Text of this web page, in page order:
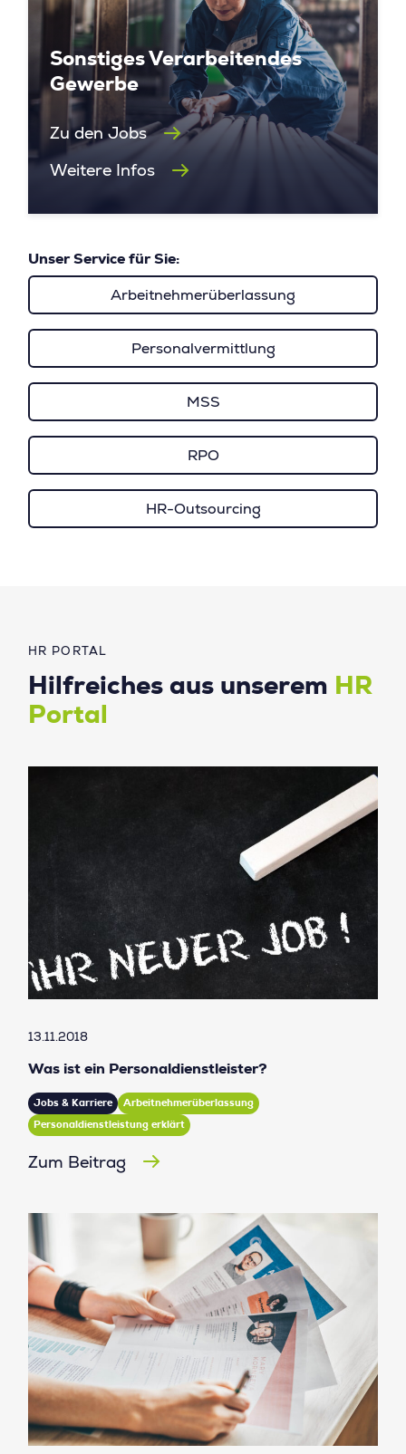
Sonstiges Verarbeitendes
Gewerbe
Zu den Jobs
Weitere Infos
Unser Service für Sie:
Arbeitnehmerüberlassung
Personalvermittlung
MSS
RPO
HR-Outsourcing
HR PORTAL
Hilfreiches aus unserem HR
Portal
13.11.2018
Was ist ein Personaldienstleister?
Jobs & Karriere Arbeitnehmerüberlassung
Personaldienstleistung erklärt
Zum Beitrag